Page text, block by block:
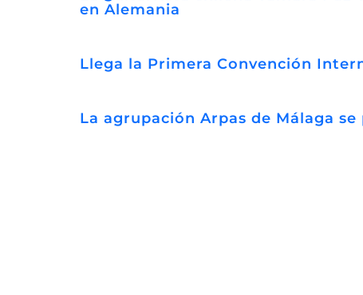
en Alemania
Llega la Primera Convención
La agrupación Arpas de Málaga